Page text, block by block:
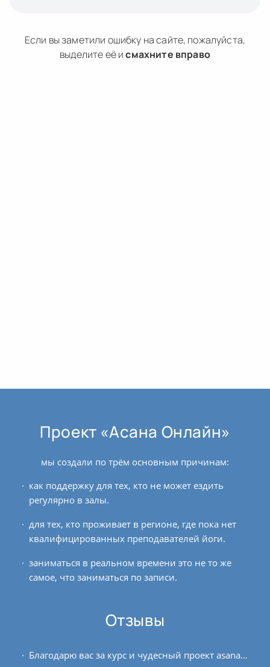
Если вы заметили ошибку на сайте, пожалуйста,
выделите её исмахните вправо
Проект «Асана Онлайн»
мы создали по трём основным причинам:
как поддержку для тех, кто не может ездить
регулярно в залы.
для тех, кто проживает в регионе, где пока нет
квалифицированных преподавателей йоги.
заниматься в реальном времени это не то же
самое, что заниматься по записи.
Отзывы
Благодарю вас за курс и чудесный проект asanaonline.ru. Это мой второй курс «Пранаямы и медитации», и я надеюсь, не последний. Первый курс начинала с большими ожиданиями и тягой к...